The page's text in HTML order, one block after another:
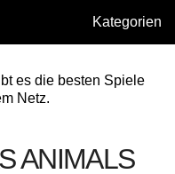
Kategorien
es die besten Spiele
Netz.
ANIMALS